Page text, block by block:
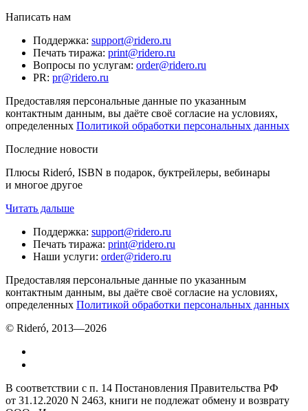
Написать нам
Поддержка: support@ridero.ru
Печать тиража: print@ridero.ru
Вопросы по услугам: order@ridero.ru
PR: pr@ridero.ru
Предоставляя персональные данные по указанным
контактным данным, вы даёте своё согласие на условиях,
определенных Политикой обработки персональных данных
Последние новости
Плюсы Rideró, ISBN в подарок, буктрейлеры, вебинары
и многое другое
Читать дальше
Поддержка: support@ridero.ru
Печать тиража: print@ridero.ru
Наши услуги: order@ridero.ru
Предоставляя персональные данные по указанным
контактным данным, вы даёте своё согласие на условиях,
определенных Политикой обработки персональных данных
© Rideró, 2013—2026
В соответствии с п. 14 Постановления Правительства РФ
от 31.12.2020 N 2463, книги не подлежат обмену и возврату